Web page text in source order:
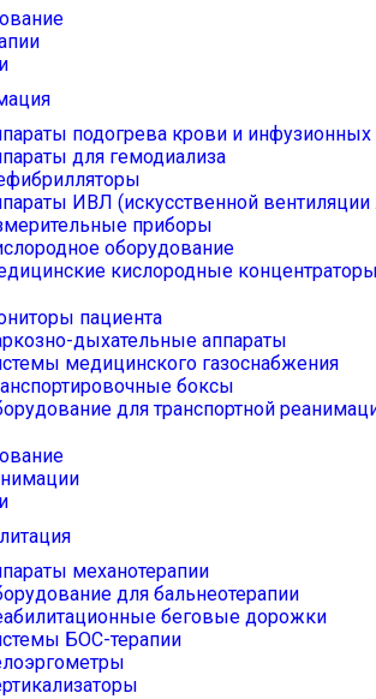
подогрева крови и инфузионных
для гемодиализа
ИВЛ (искусственной вентиляции
приборы
оборудование
кислородные
пациента
дыхательные аппараты
медицинского газоснабжения
боксы
для транспортной
механотерапии
для бальнеотерапии
беговые дорожки
БОС-терапии